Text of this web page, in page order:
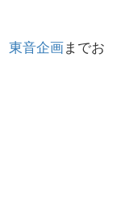
東音企画までお